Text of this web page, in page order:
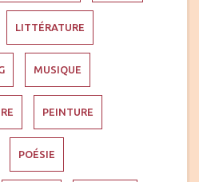
LITTÉRATURE
MUSIQUE
PEINTURE
POÉSIE